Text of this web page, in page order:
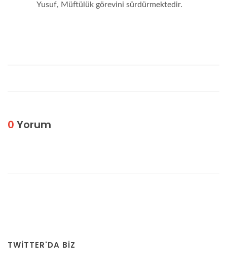
Yusuf, Müftülük görevini sürdürmektedir.
0 Yorum
TWITTER'DA BİZ